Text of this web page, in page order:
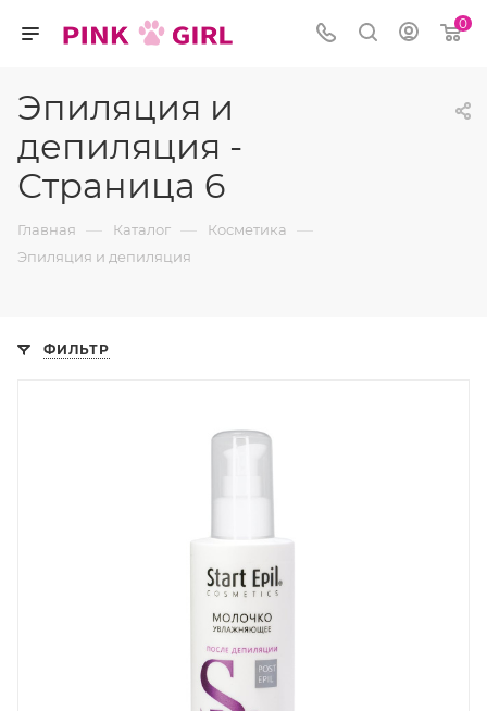
0
Эпиляция и
депиляция -
Страница 6
Главная — Каталог — Косметика —
Эпиляция и депиляция
ФИЛЬТР